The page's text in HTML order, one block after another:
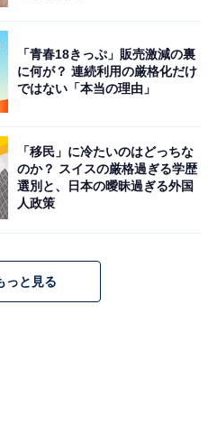
と思う「『サマソニ2023』東京
「青春18きっぷ」販売激減の裏
に何が？ 連続利用の厳格化だけ
ではない「本当の理由」
「移民」に冷たいのはどっちな
のか？ スイスの厳格過ぎる学歴
選別と、日本の曖昧過ぎる外国
人政策
っと見る